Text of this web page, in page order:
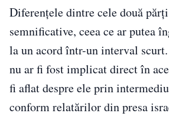
Diferențele dintre cele două
semnificative, ceea ce ar putea
la un acord într-un interval
nu ar fi fost implicat direct în
fi aflat despre ele prin
conform relatărilor din presa